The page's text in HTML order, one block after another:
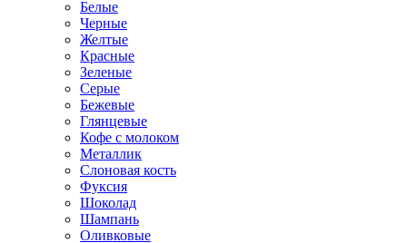
Белые
Черные
Желтые
Красные
Зеленые
Серые
Бежевые
Глянцевые
Кофе с молоком
Металлик
Слоновая кость
Фуксия
Шоколад
Шампань
Оливковые